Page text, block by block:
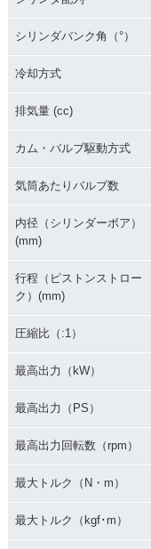
シリンダバンク角（°）
冷却方式
排気量 (cc)
カム・バルブ駆動方式
気筒あたりバルブ数
内径（シリンダーボア）
(mm)
行程（ピストンストロー
ク）(mm)
圧縮比（:1）
最高出力（kW）
最高出力（PS）
最高出力回転数（rpm）
最大トルク（N・m）
最大トルク（kgf･m）